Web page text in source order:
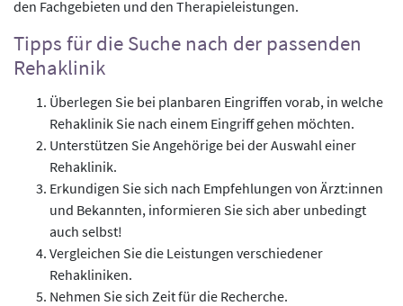
den Fachgebieten und den Therapieleistungen.
Tipps für die Suche nach der passenden
Rehaklinik
Überlegen Sie bei planbaren Eingriffen vorab, in welche
Rehaklinik Sie nach einem Eingriff gehen möchten.
Unterstützen Sie Angehörige bei der Auswahl einer
Rehaklinik.
Erkundigen Sie sich nach Empfehlungen von Ärzt:innen
und Bekannten, informieren Sie sich aber unbedingt
auch selbst!
Vergleichen Sie die Leistungen verschiedener
Rehakliniken.
Nehmen Sie sich Zeit für die Recherche.